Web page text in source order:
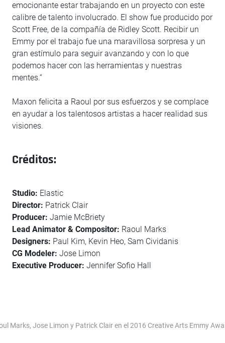
emocionante estar trabajando en un proyecto con este
calibre de talento involucrado. El show fue producido por
Scott Free, de la compañía de Ridley Scott. Recibir un
Emmy por el trabajo fue una maravillosa sorpresa y un
gran estímulo para seguir avanzando y con lo que
podemos hacer con las herramientas y nuestras
mentes.“
Maxon felicita a Raoul por sus esfuerzos y se complace
en ayudar a los talentosos artistas a hacer realidad sus
visiones.
Créditos:
Studio: Elastic
Director: Patrick Clair
Producer: Jamie McBriety
Lead Animator & Compositor: Raoul Marks
Designers: Paul Kim, Kevin Heo, Sam Cividanis
CG Modeler: Jose Limon
Executive Producer: Jennifer Sofio Hall
Marks, Jose Limon y Patrick Clair en el 2016 Creative Arts Emmy